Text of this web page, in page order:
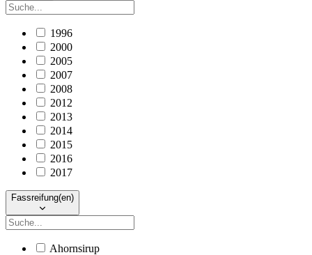
1996
2000
2005
2007
2008
2012
2013
2014
2015
2016
2017
Fassreifung(en)
Ahornsirup